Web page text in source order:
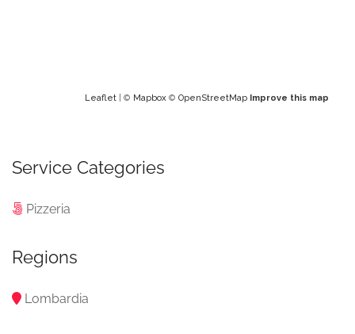
Leaflet | © Mapbox © OpenStreetMap Improve this map
Service Categories
Pizzeria
Regions
Lombardia